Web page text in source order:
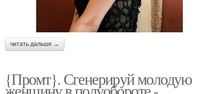
читать дальше →
{Промт}. Сгенерируй молодую